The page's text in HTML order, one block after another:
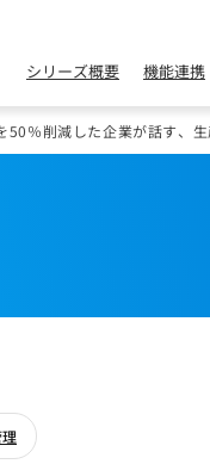
シリーズ概要 機能連携
50％削減した企業が話す、